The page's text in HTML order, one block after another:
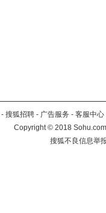
- 搜狐招聘 - 广告服务 - 客服中心
Copyright©2018
搜狐不良信息举